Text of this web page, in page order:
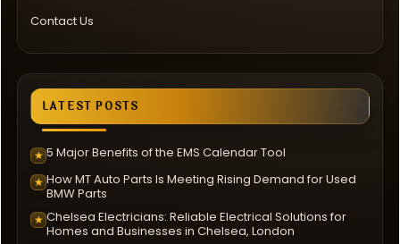
Contact Us
LATEST POSTS
★ 5 Major Benefits of the EMS Calendar Tool
★ How MT Auto Parts Is Meeting Rising Demand for Used
BMW Parts
★ Chelsea Electricians: Reliable Electrical Solutions for
Homes and Businesses in Chelsea, London